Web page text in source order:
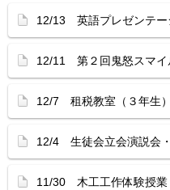
12/13 英語プレゼンテー
12/11 第２回鬼怒スマイ
12/7 租税教室（３年生）
12/4 生徒会立会演説会
11/30 木工工作体験授業